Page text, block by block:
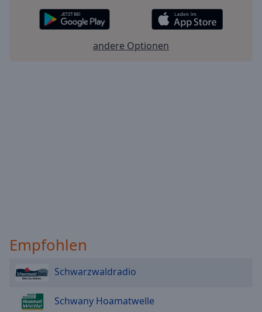
andere Optionen
Empfohlen
Schwarzwaldradio
Schwany Hoamatwelle